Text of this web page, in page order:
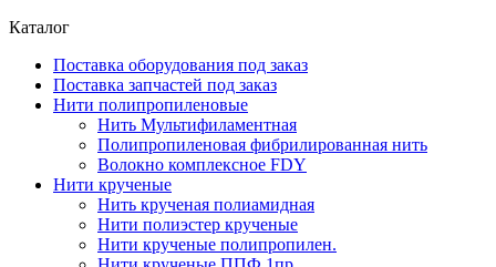
Каталог
Поставка оборудования под заказ
Поставка запчастей под заказ
Нити полипропиленовые
Нить Мультифиламентная
Полипропиленовая фибрилированная нить
Волокно комплексное FDY
Нити крученые
Нить крученая полиамидная
Нити полиэстер крученые
Нити крученые полипропилен.